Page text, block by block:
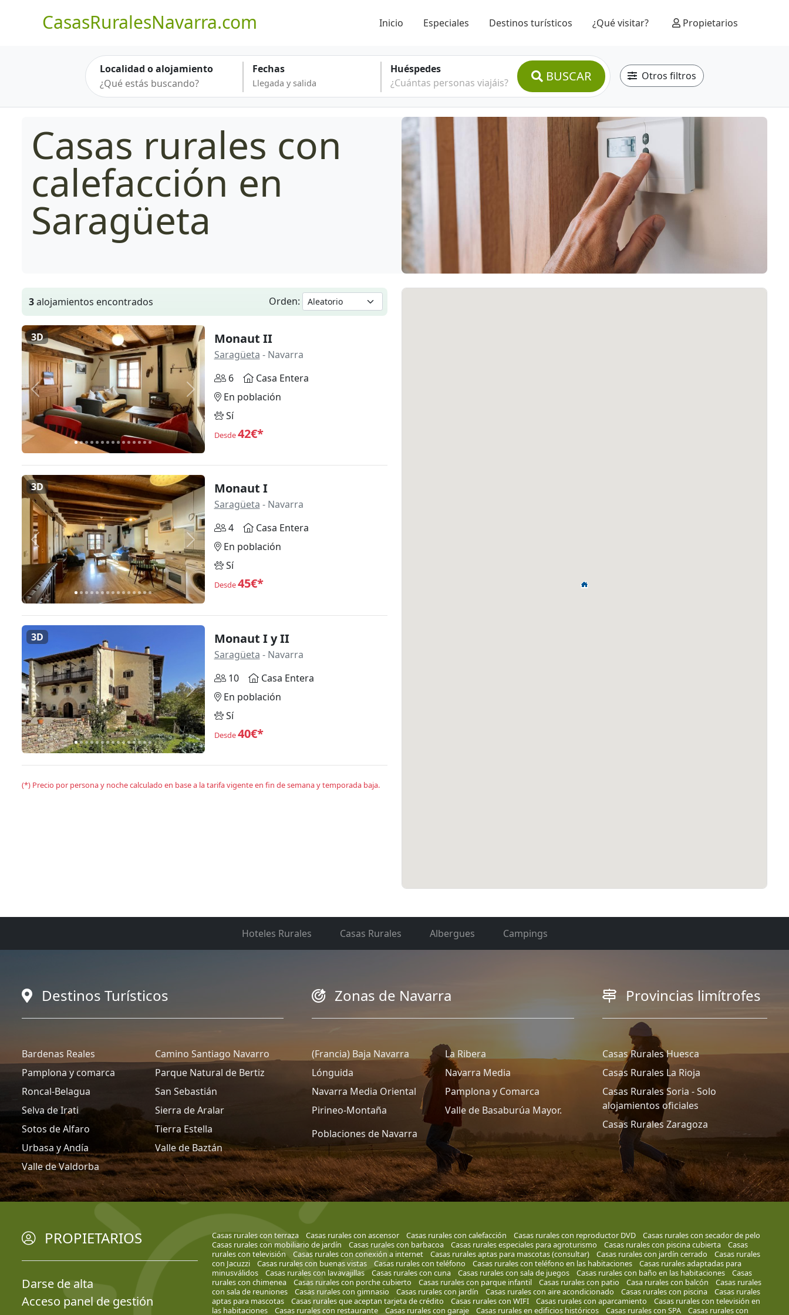
CasasRuralesNavarra.com Inicio Especiales Destinos turísticos ¿Qué visitar? Propietarios
Localidad o alojamiento Fechas
Huéspedes
¿Cuántas personas viajáis?
BUSCAR Otros filtros
Casas rurales con
calefacción en
Saragüeta
3alojamientos encontrados Orden:
Anterior Siguiente
3D Monaut II
Saragüeta - Navarra
6
Casa Entera
En población
Sí
Desde42€*
Anterior Siguiente
3D Monaut I
Saragüeta - Navarra
4
Casa Entera
En población
Sí
Desde45€*
Anterior Siguiente
3D Monaut I y II
Saragüeta - Navarra
10
Casa Entera
En población
Sí
Desde40€*
(*) Precio por persona y noche calculado en base a la tarifa vigente en fin de semana y temporada baja.
Hoteles Rurales Casas Rurales Albergues Campings
Destinos Turísticos
Bardenas Reales
Camino Santiago Navarro
Pamplona y comarca
Parque Natural de Bertiz
Roncal-Belagua
San Sebastián
Selva de Irati
Sierra de Aralar
Sotos de Alfaro
Tierra Estella
Urbasa y Andía
Valle de Baztán
Valle de Valdorba
Zonas de Navarra
(Francia) Baja Navarra
La Ribera
Lónguida
Navarra Media
Navarra Media Oriental
Pamplona y Comarca
Pirineo-Montaña
Valle de Basaburúa Mayor.
Poblaciones de Navarra
Provincias limítrofes
Casas Rurales Huesca
Casas Rurales La Rioja
Casas Rurales Soria - Solo
alojamientos oficiales
Casas Rurales Zaragoza
PROPIETARIOS
Darse de alta
Acceso panel de gestión
Casas rurales con terraza Casas rurales con ascensor Casas rurales con calefacción Casas rurales con reproductor DVD
Casas rurales con secador de pelo
Casas rurales con mobiliario de jardín
Casas rurales con barbacoa Casas rurales especiales para agroturismo Casas rurales con piscina cubierta
Casas
rurales con televisión
Casas rurales con conexión a internet Casas rurales aptas para mascotas (consultar) Casas rurales con jardín cerrado
Casas rurales
con Jacuzzi
Casas rurales con buenas vistas Casas rurales con teléfono Casas rurales con teléfono en las habitaciones
Casas rurales adaptadas para
minusválidos
Casas rurales con lavavajillas Casas rurales con cuna Casas rurales con sala de juegos Casas rurales con baño en las habitaciones
Casas
rurales con chimenea
Casas rurales con porche cubierto Casas rurales con parque infantil Casas rurales con patio Casa rurales con balcón
Casas rurales
con sala de reuniones
Casas rurales con gimnasio Casas rurales con jardín Casas rurales con aire acondicionado Casas rurales con piscina
Casas rurales
aptas para mascotas
Casas rurales que aceptan tarjeta de crédito Casas rurales con WIFI Casas rurales con aparcamiento
Casas rurales con televisión en
las habitaciones
Casas rurales con restaurante Casas rurales con garaje Casas rurales en edificios históricos Casas rurales con SPA
Casas rurales con